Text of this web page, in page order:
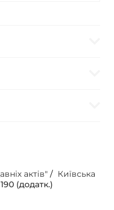
актів" / Київська
(додатк.)